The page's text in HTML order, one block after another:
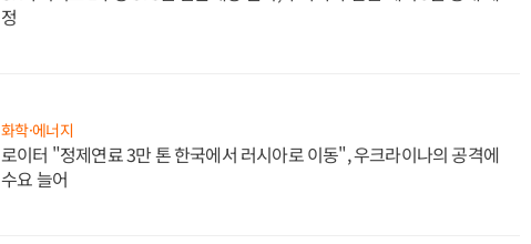
정
화학·에너지
로이터 "정제연료 3만 톤 한국에서 러시아로 이동", 우크라이나의 공격에
수요 늘어